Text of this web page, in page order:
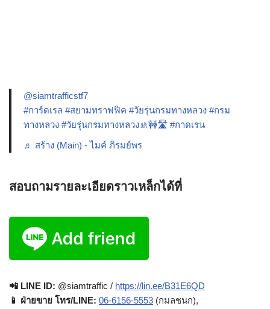
@siamtrafficstf7
#การ์ดเรล #สยามทราฟฟิค #วัยรุ่นกรมทางหลวง #กรม
ทางหลวง #วัยรุ่นกรมทางหลวง🚸🚧🛣️ #กาดเรน
♬ สร้าง (Main) - ไมค์ ภิรมย์พร
สอบถามรายละเอียดราวเหล็กได้ที่
📲 LINE ID: @siamtraffic / https://lin.ee/B31E6QD
📱 ฝ่ายขาย โทร/LINE: 06-6156-5553 (กมลชนก),